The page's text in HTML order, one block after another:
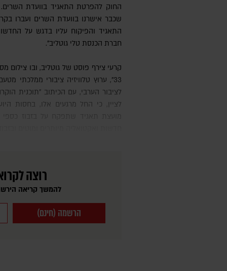
החוק להפרטת התאגיד בוועדת
שכבר אישרנו בוועדת השרים ועברו
התאגיד והפיקוח עליו בדגש על
חברת הכנסת טלי גוטליב".
קרעי צירף פוסט של גוטליב, ובו צילום מסך לכאורה של תוכנית מערוץ "מַכַּאן
33", ערוץ טלוויזיה ציבורי ממלכתי
לציבור הערבי, עם הכיתוב "תוכנית
לציין, כי החל מרגעים אלו, בחסות
רוצה
להמשך קריאה
הרשמה (חינם)